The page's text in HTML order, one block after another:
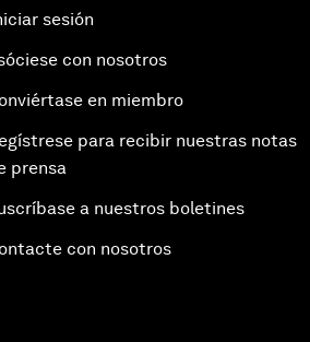
sesión
con nosotros
en miembro
para recibir nuestras notas
prensa
a nuestros boletines
con nosotros